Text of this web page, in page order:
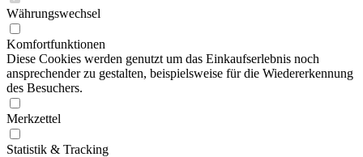
Währungswechsel
Komfortfunktionen
Diese Cookies werden genutzt um das Einkaufserlebnis noch
ansprechender zu gestalten, beispielsweise für die Wiedererkennung
des Besuchers.
Merkzettel
Statistik & Tracking